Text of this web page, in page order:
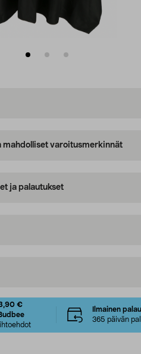
mahdolliset varoitusmerkinnät
ja palautukset
€
Ilmainen
365 päivän